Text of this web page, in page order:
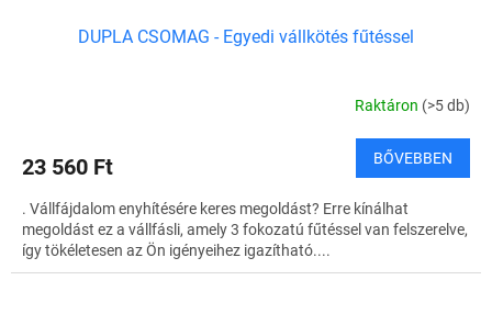
DUPLA CSOMAG - Egyedi vállkötés fűtéssel
Raktáron (>5 db)
23 560 Ft BŐVEBBEN
. Vállfájdalom enyhítésére keres megoldást? Erre kínálhat
megoldást ez a vállfásli, amely 3 fokozatú fűtéssel van felszerelve,
így tökéletesen az Ön igényeihez igazítható....